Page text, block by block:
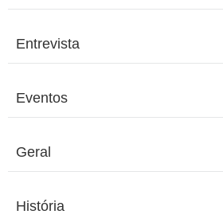
Entrevista
Eventos
Geral
História